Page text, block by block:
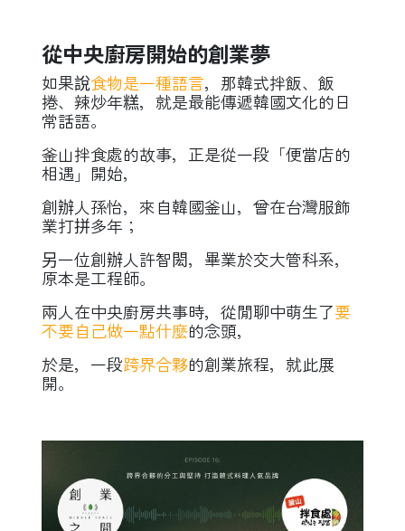
從中央廚房開始的創業夢
如果說食物是一種語言，那韓式拌飯、飯
捲、辣炒年糕，就是最能傳遞韓國文化的日
常話語。
釜山拌食處的故事，正是從一段「便當店的
相遇」開始，
創辦人孫怡，來自韓國釜山，曾在台灣服飾
業打拼多年；
另一位創辦人許智閎，畢業於交大管科系，
原本是工程師。
兩人在中央廚房共事時，從閒聊中萌生了要
不要自己做一點什麼的念頭，
於是，一段跨界合夥的創業旅程，就此展
開。